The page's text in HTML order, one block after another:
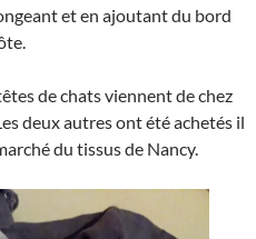
et en ajoutant du bord
de chats viennent de chez
deux autres ont été achetés il
du tissus de Nancy.